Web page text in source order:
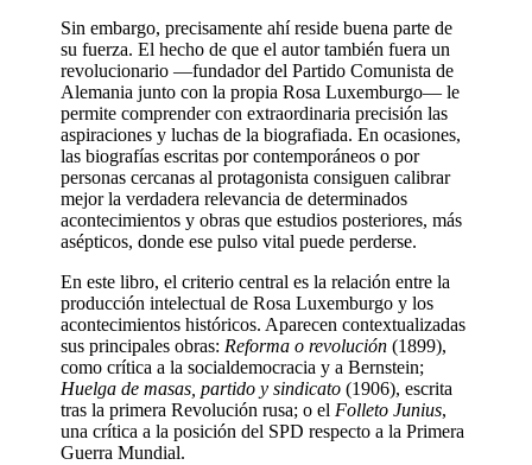
Sin embargo, precisamente ahí reside buena parte de
su fuerza. El hecho de que el autor también fuera un
revolucionario —fundador del Partido Comunista de
Alemania junto con la propia Rosa Luxemburgo— le
permite comprender con extraordinaria precisión las
aspiraciones y luchas de la biografiada. En ocasiones,
las biografías escritas por contemporáneos o por
personas cercanas al protagonista consiguen calibrar
mejor la verdadera relevancia de determinados
acontecimientos y obras que estudios posteriores, más
asépticos, donde ese pulso vital puede perderse.
En este libro, el criterio central es la relación entre la
producción intelectual de Rosa Luxemburgo y los
acontecimientos históricos. Aparecen contextualizadas
sus principales obras: Reforma o revolución (1899),
como crítica a la socialdemocracia y a Bernstein;
Huelga de masas, partido y sindicato (1906), escrita
tras la primera Revolución rusa; o el Folleto Junius,
una crítica a la posición del SPD respecto a la Primera
Guerra Mundial.